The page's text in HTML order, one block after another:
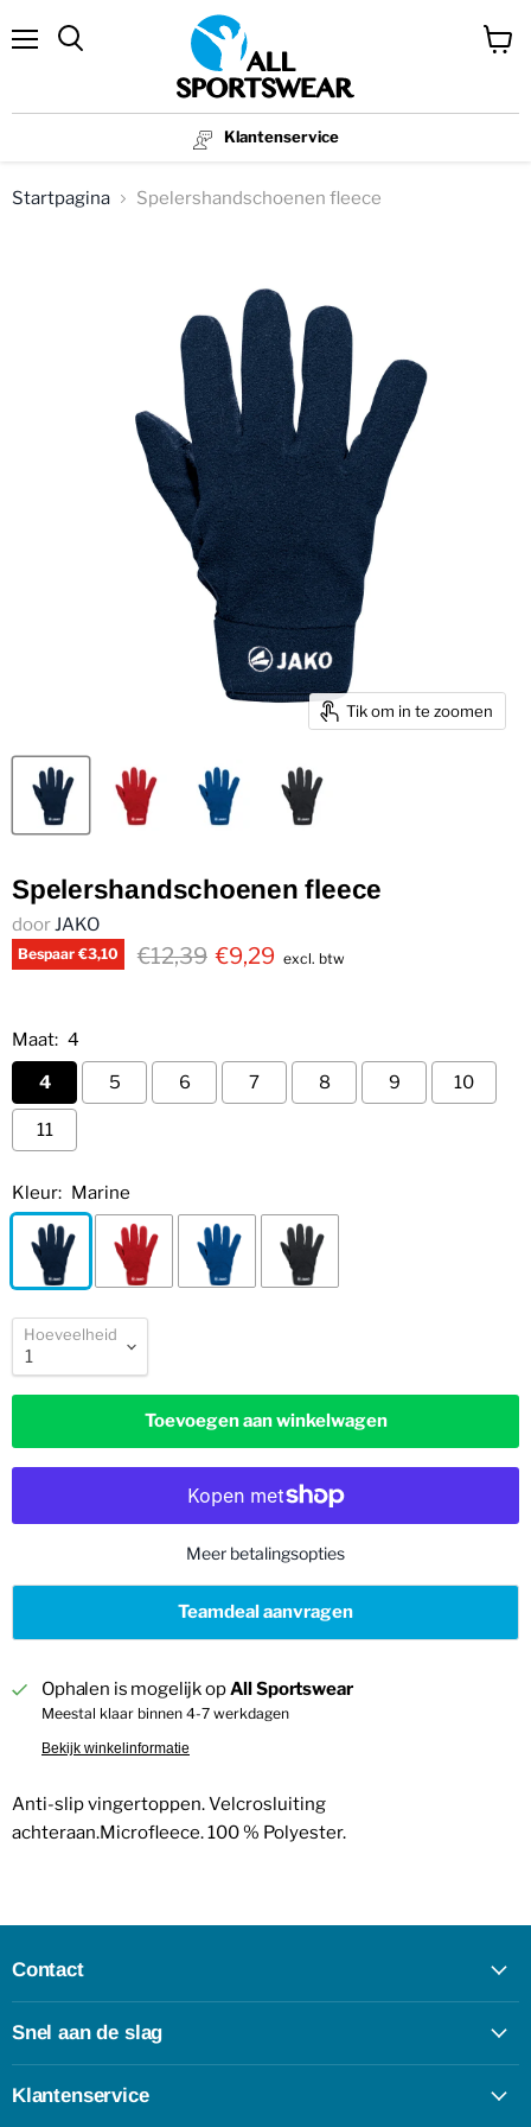
Klantenservice
Startpagina Spelershandschoenen fleece
Tik om in te zoomen
Spelershandschoenen fleece
doorJAKO
Bespaar €3,10 €12,39 €9,29 excl. btw
Maat: 4
4
5 6 7 8 9 10
11
Kleur: Marine
Hoeveelheid
Toevoegen aan winkelwagen
Meer betalingsopties
Teamdeal aanvragen
Ophalen is mogelijk opAll Sportswear
Meestal klaar binnen 4-7 werkdagen
Bekijk winkelinformatie
Anti-slip vingertoppen. Velcrosluiting
achteraan.Microfleece. 100 % Polyester.
Contact
Snel aan de slag
Klantenservice